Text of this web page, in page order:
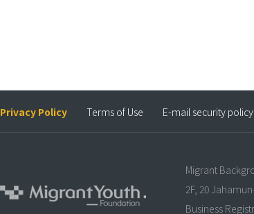
Privacy Policy Terms of Use E-mail security policy
Migrant
2F, 20
Business